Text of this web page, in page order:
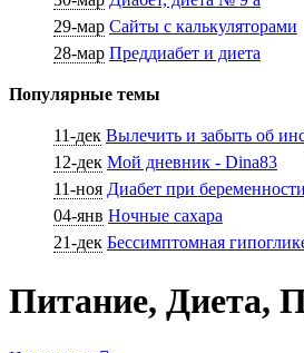
29-мар Сайты с калькуляторами
28-мар Преддиабет и диета
Популярные темы
11-дек Вылечить и забыть об
12-дек Мой дневник - Dina83
11-ноя Диабет при
04-янв Ночные сахара
21-дек Бессимптомная
Питание, Диета,